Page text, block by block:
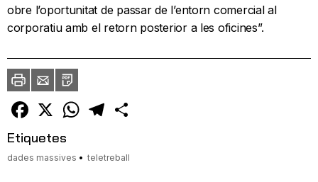
obre l’oportunitat de passar de l’entorn comercial al
corporatiu amb el retorn posterior a les oficines”.
ImprimirEnvia
un
amic
PDF
Facebook
X WhatsAppTelegram
Etiquetes
dades massives teletreball